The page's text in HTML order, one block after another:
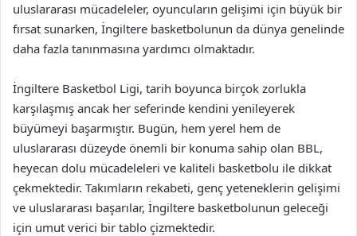
uluslararası mücadeleler, oyuncuların gelişimi için büyük bir
fırsat sunarken, İngiltere basketbolunun da dünya genelinde
daha fazla tanınmasına yardımcı olmaktadır.
İngiltere Basketbol Ligi, tarih boyunca birçok zorlukla
karşılaşmış ancak her seferinde kendini yenileyerek
büyümeyi başarmıştır. Bugün, hem yerel hem de
uluslararası düzeyde önemli bir konuma sahip olan BBL,
heyecan dolu mücadeleleri ve kaliteli basketbolu ile dikkat
çekmektedir. Takımların rekabeti, genç yeteneklerin gelişimi
ve uluslararası başarılar, İngiltere basketbolunun geleceği
için umut verici bir tablo çizmektedir.